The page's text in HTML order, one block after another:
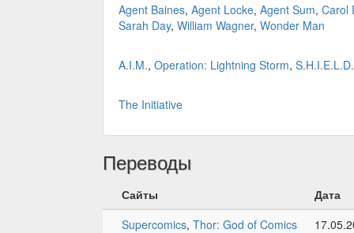
Agent Baines, Agent Locke, Agent Sum, Carol
Sarah Day, William Wagner, Wonder Man
A.I.M., Operation: Lightning Storm, S.H.I.E.L.D.
The Initiative
Переводы
Сайты
Дата
Supercomics, Thor: God of Comics